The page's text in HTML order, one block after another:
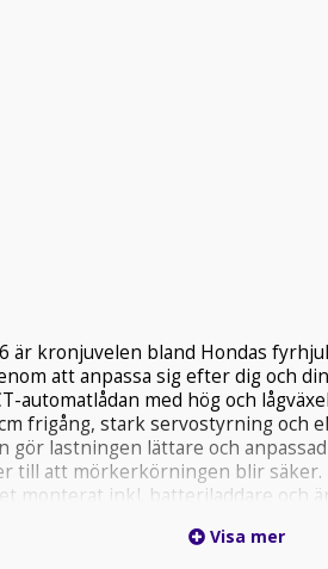
är kronjuvelen bland Hondas
att anpassa sig efter dig och
automatlådan med hög och
frigång, stark servostyrning och
gör lastningen lättare och
till att mörkerkörningen blir
monterat inkl. batteriladdare och
Visa mer